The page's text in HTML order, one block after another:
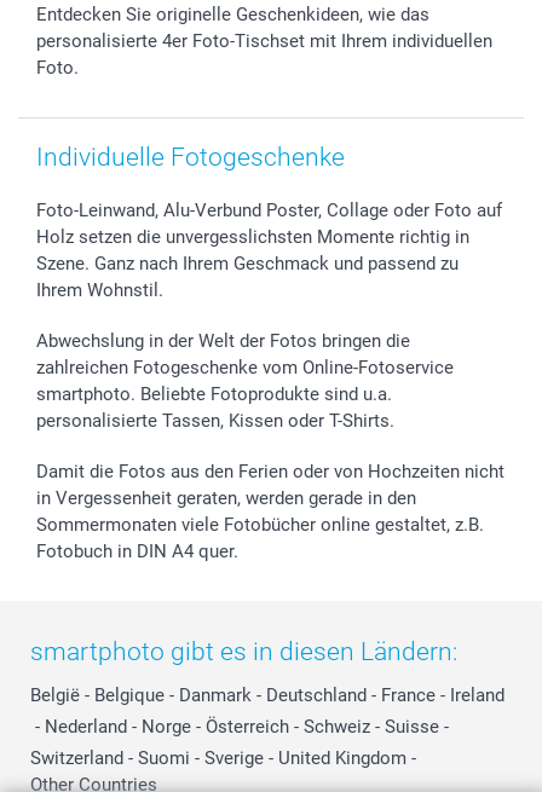
Widerrufsrecht
Zu allen Anlässen
Status der Bestellung
smartfriends
smartgarantie
smartbonus
Entdecken Sie originelle Geschenkideen, wie das
personalisierte 4er Foto-Tischset mit Ihrem individuellen
Foto.
Individuelle Fotogeschenke
Foto-Leinwand, Alu-Verbund Poster, Collage oder Foto auf
Holz setzen die unvergesslichsten Momente richtig in
Szene. Ganz nach Ihrem Geschmack und passend zu
Ihrem Wohnstil.
Abwechslung in der Welt der Fotos bringen die
zahlreichen Fotogeschenke vom Online-Fotoservice
smartphoto. Beliebte Fotoprodukte sind u.a.
personalisierte Tassen, Kissen oder T-Shirts.
Damit die Fotos aus den Ferien oder von Hochzeiten nicht
in Vergessenheit geraten, werden gerade in den
Sommermonaten viele Fotobücher online gestaltet, z.B.
Fotobuch in DIN A4 quer.
smartphoto gibt es in diesen Ländern:
België - Belgique - Danmark - Deutschland - France - Ireland
- Nederland - Norge - Österreich - Schweiz - Suisse -
Switzerland - Suomi - Sverige - United Kingdom -
Other Countries